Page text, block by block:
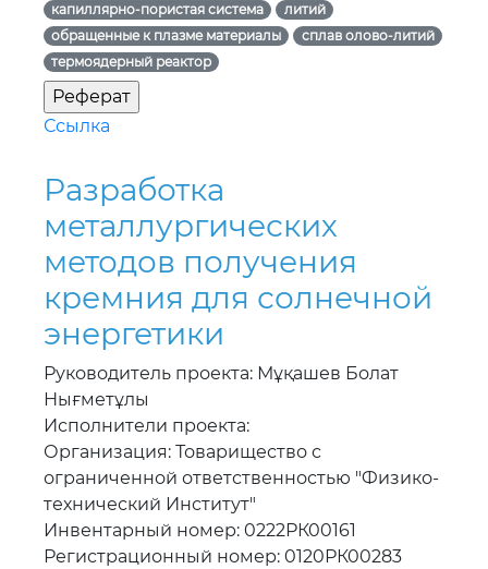
капиллярно-пористая система
литий
обращенные к плазме материалы
сплав олово-литий
термоядерный реактор
Ссылка
Разработка
металлургических
методов получения
кремния для солнечной
энергетики
Руководитель проекта: Мұқашев Болат
Нығметұлы
Исполнители проекта:
Организация: Товарищество с
ограниченной ответственностью "Физико-
технический Институт"
Инвентарный номер: 0222РК00161
Регистрационный номер: 0120РК00283